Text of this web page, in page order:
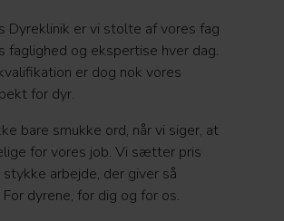
Dyreklinik er vi stolte af vores fag
faglighed og ekspertise hver dag.
er dog nok vores
for dyr.
bare smukke ord, når vi siger, at
for vores job. Vi sætter pris
arbejde, der giver så
dyrene, for dig og for os.